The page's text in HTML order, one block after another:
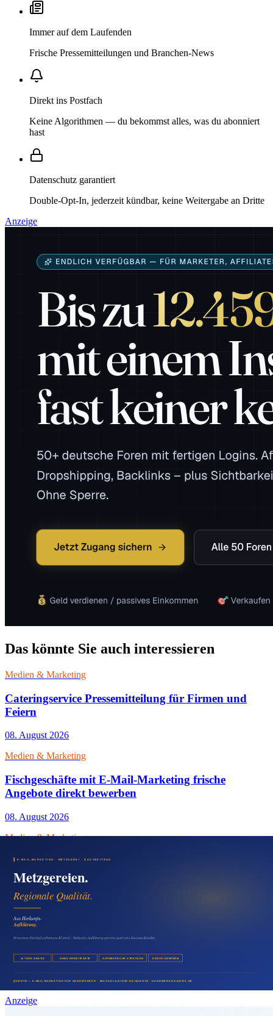
Immer auf dem Laufenden
Frische Pressemitteilungen und Branchen-News
Direkt ins Postfach
Keine Algorithmen — du bekommst alles, was du abonniert
hast
Datenschutz garantiert
Double-Opt-In, jederzeit kündbar, keine Weitergabe an Dritte
Anzeige
Das könnte Sie auch interessieren
Medien & Marketing
Cateringservice Pressemitteilung für Firmen und
Feiern
08. August 2026
Medien & Marketing
Fischgeschäfte mit E-Mail-Marketing frische
Angebote direkt bewerben
08. August 2026
Medien & Marketing
E-Mail-Marketing für Fleischereien:
Kundenbindung und Wochenangebote stärken
07. August 2026
Medien & Marketing
Foodtruck Presseartikel für neue Standorte und
Events
07. August 2026
Anzeige